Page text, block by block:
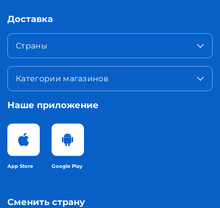
Доставка
Страны
Категории магазинов
Наше приложение
App Store Google Play
Сменить страну